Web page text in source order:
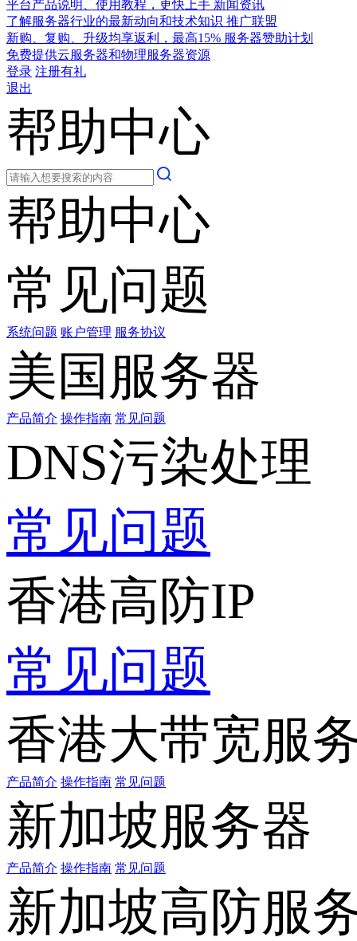
平台产品说明、使用教程，更快上手 新闻资讯
了解服务器行业的最新动向和技术知识 推广联盟
新购、复购、升级均享返利，最高15% 服务器赞助计划
免费提供云服务器和物理服务器资源
登录 注册有礼
退出
帮助中心
帮助中心
常见问题
系统问题 账户管理 服务协议
美国服务器
产品简介 操作指南 常见问题
DNS污染处理
常见问题
香港高防IP
常见问题
香港大带宽服
产品简介 操作指南 常见问题
新加坡服务器
产品简介 操作指南 常见问题
新加坡高防服